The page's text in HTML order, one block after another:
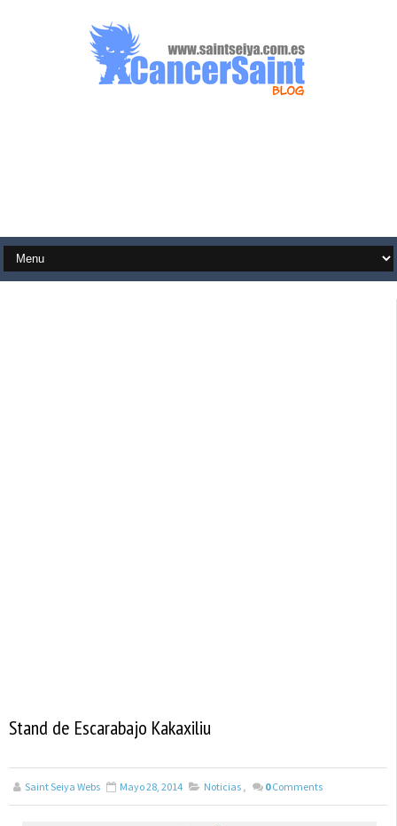
Stand de Escarabajo Kakaxiliu
Saint Seiya Webs Mayo 28, 2014 Noticias , 0 Comments